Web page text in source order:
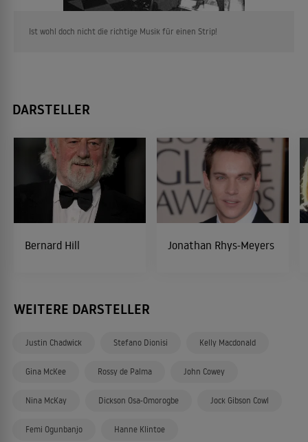
Ist wohl doch nicht die richtige Musik für einen Strip!
DARSTELLER
Bernard Hill Jonathan Rhys-Meyers
WEITERE DARSTELLER
Justin Chadwick Stefano Dionisi Kelly Macdonald
Gina McKee Rossy de Palma John Cowey
Nina McKay Dickson Osa-Omorogbe Jock Gibson Cowl
Femi Ogunbanjo Hanne Klintoe